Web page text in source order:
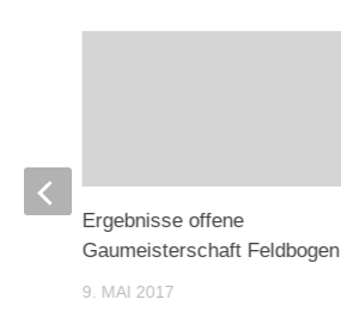
Ergebnisse offene
Gaumeisterschaft Feldbogen
9. MAI 2017